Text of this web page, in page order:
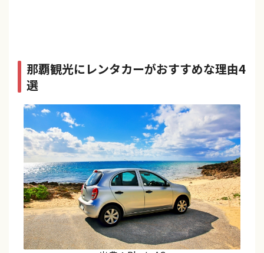
那覇観光にレンタカーがおすすめな理由4
選